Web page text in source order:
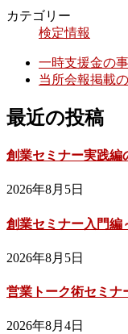
カテゴリー
検定情報
一時支援金の
当所会報掲載
最近の投稿
創業セミナー実践編
2026年8月5日
創業セミナー入門編
2026年8月5日
営業トーク術セミナ
2026年8月4日